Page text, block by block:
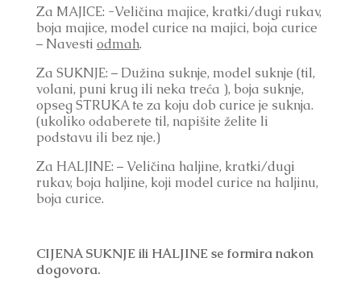
Za MAJICE: -Veličina majice, kratki/dugi rukav,
boja majice, model curice na majici, boja curice
– Navesti odmah.
Za SUKNJE: – Dužina suknje, model suknje (til,
volani, puni krug ili neka treća ), boja suknje,
opseg STRUKA te za koju dob curice je suknja.
(ukoliko odaberete til, napišite želite li
podstavu ili bez nje.)
Za HALJINE: – Veličina haljine, kratki/dugi
rukav, boja haljine, koji model curice na haljinu,
boja curice.
CIJENA SUKNJE ili HALJINE se formira nakon
dogovora.